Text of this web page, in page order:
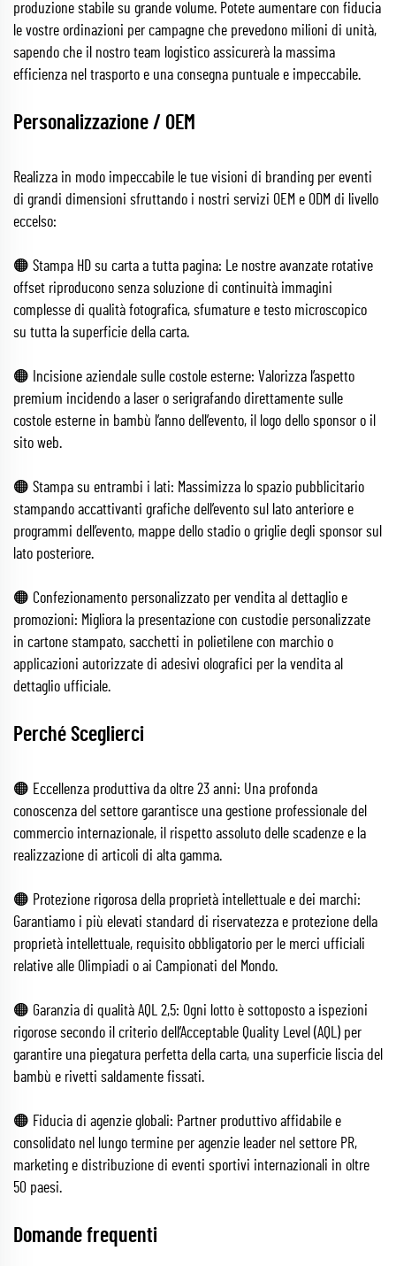
produzione stabile su grande volume. Potete aumentare con fiducia
le vostre ordinazioni per campagne che prevedono milioni di unità,
sapendo che il nostro team logistico assicurerà la massima
efficienza nel trasporto e una consegna puntuale e impeccabile.
Personalizzazione / OEM
Realizza in modo impeccabile le tue visioni di branding per eventi
di grandi dimensioni sfruttando i nostri servizi OEM e ODM di livello
eccelso:
🟠 Stampa HD su carta a tutta pagina: Le nostre avanzate rotative
offset riproducono senza soluzione di continuità immagini
complesse di qualità fotografica, sfumature e testo microscopico
su tutta la superficie della carta.
🟠 Incisione aziendale sulle costole esterne: Valorizza l’aspetto
premium incidendo a laser o serigrafando direttamente sulle
costole esterne in bambù l’anno dell’evento, il logo dello sponsor o il
sito web.
🟠 Stampa su entrambi i lati: Massimizza lo spazio pubblicitario
stampando accattivanti grafiche dell’evento sul lato anteriore e
programmi dell’evento, mappe dello stadio o griglie degli sponsor sul
lato posteriore.
🟠 Confezionamento personalizzato per vendita al dettaglio e
promozioni: Migliora la presentazione con custodie personalizzate
in cartone stampato, sacchetti in polietilene con marchio o
applicazioni autorizzate di adesivi olografici per la vendita al
dettaglio ufficiale.
Perché Sceglierci
🟠 Eccellenza produttiva da oltre 23 anni: Una profonda
conoscenza del settore garantisce una gestione professionale del
commercio internazionale, il rispetto assoluto delle scadenze e la
realizzazione di articoli di alta gamma.
🟠 Protezione rigorosa della proprietà intellettuale e dei marchi:
Garantiamo i più elevati standard di riservatezza e protezione della
proprietà intellettuale, requisito obbligatorio per le merci ufficiali
relative alle Olimpiadi o ai Campionati del Mondo.
🟠 Garanzia di qualità AQL 2,5: Ogni lotto è sottoposto a ispezioni
rigorose secondo il criterio dell’Acceptable Quality Level (AQL) per
garantire una piegatura perfetta della carta, una superficie liscia del
bambù e rivetti saldamente fissati.
🟠 Fiducia di agenzie globali: Partner produttivo affidabile e
consolidato nel lungo termine per agenzie leader nel settore PR,
marketing e distribuzione di eventi sportivi internazionali in oltre
50 paesi.
Domande frequenti